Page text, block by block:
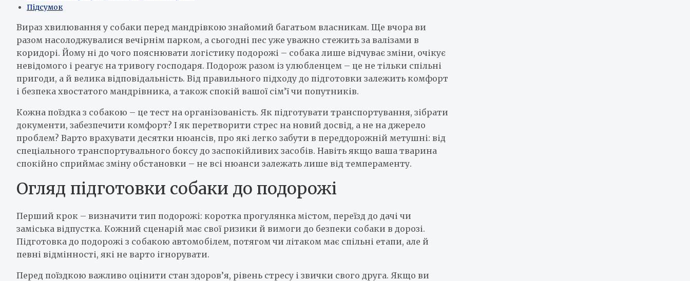
Підсумок
Вираз хвилювання у собаки перед мандрівкою знайомий багатьом власникам. Ще вчора ви
разом насолоджувалися вечірнім парком, а сьогодні пес уже уважно стежить за валізами в
коридорі. Йому ні до чого пояснювати логістику подорожі – собака лише відчуває зміни, очікує
невідомого і реагує на тривогу господаря. Подорож разом із улюбленцем – це не тільки спільні
пригоди, а й велика відповідальність. Від правильного підходу до підготовки залежить комфорт
і безпека хвостатого мандрівника, а також спокій вашої сім’ї чи попутників.
Кожна поїздка з собакою – це тест на організованість. Як підготувати транспортування, зібрати
документи, забезпечити комфорт? І як перетворити стрес на новий досвід, а не на джерело
проблем? Варто врахувати десятки нюансів, про які легко забути в переддорожній метушні: від
спеціального транспортувального боксу до заспокійливих засобів. Навіть якщо ваша тварина
спокійно сприймає зміну обстановки – не всі нюанси залежать лише від темпераменту.
Огляд підготовки собаки до подорожі
Перший крок – визначити тип подорожі: коротка прогулянка містом, переїзд до дачі чи
заміська відпустка. Кожний сценарій має свої ризики й вимоги до безпеки собаки в дорозі.
Підготовка до подорожі з собакою автомобілем, потягом чи літаком має спільні етапи, але й
певні відмінності, які не варто ігнорувати.
Перед поїздкою важливо оцінити стан здоров’я, рівень стресу і звички свого друга. Якщо ви